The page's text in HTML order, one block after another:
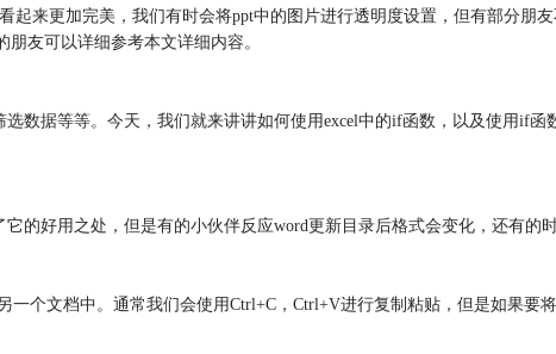
起来更加完美，我们有时会将ppt中的图片进行透明度设置，但有部分朋
友可以详细参考本文详细内容。
数据等等。今天，我们就来讲讲如何使用excel中的if函数，以及使用if
的好用之处，但是有的小伙伴反应word更新目录后格式会变化，还有的
个文档中。通常我们会使用Ctrl+C，Ctrl+V进行复制粘贴，但是如果要